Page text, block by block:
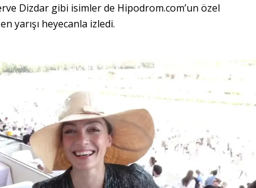
Dizdar gibi isimler de Hipodrom.com’un özel
yarışı heyecanla izledi.